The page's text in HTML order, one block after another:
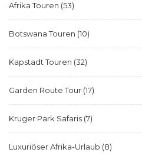
Afrika Touren (53)
Botswana Touren (10)
Kapstadt Touren (32)
Garden Route Tour (17)
Kruger Park Safaris (7)
Luxuriöser Afrika-Urlaub (8)